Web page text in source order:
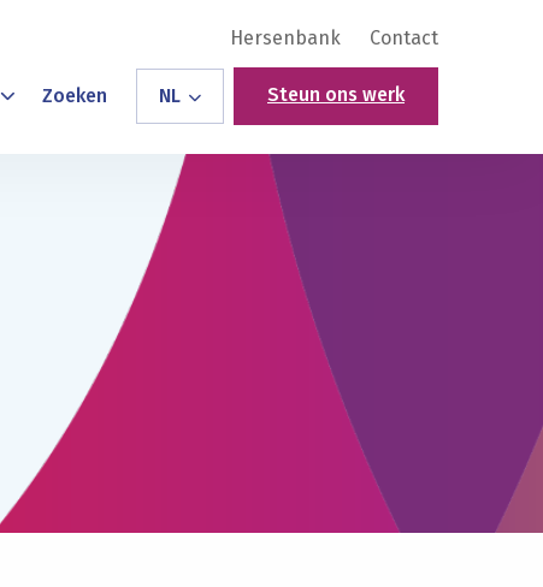
Hersenbank Contact
Zoeken NL Steun ons werk